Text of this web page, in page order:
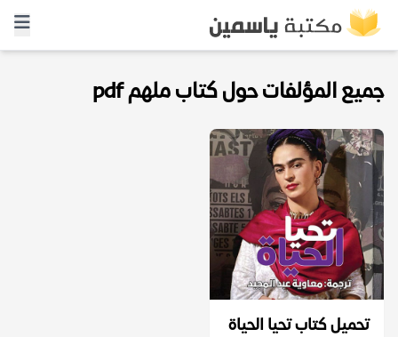
جميع المؤلفات حول كتاب ملهم pdf
تحميل كتاب تحيا الحياة